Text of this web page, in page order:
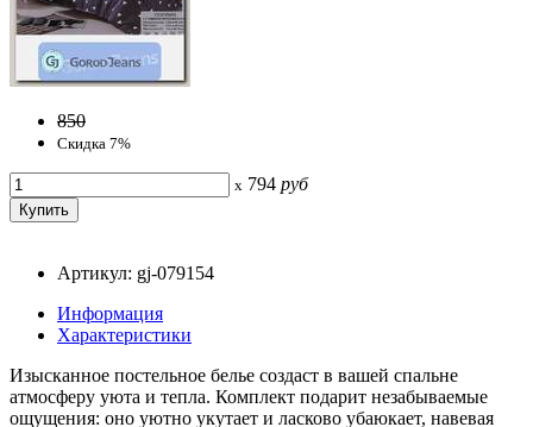
850
Скидка 7%
x 794 руб
Артикул: gj-079154
Информация
Характеристики
Изысканное постельное белье создаст в вашей спальне
атмосферу уюта и тепла. Комплект подарит незабываемые
ощущения: оно уютно укутает и ласково убаюкает, навевая